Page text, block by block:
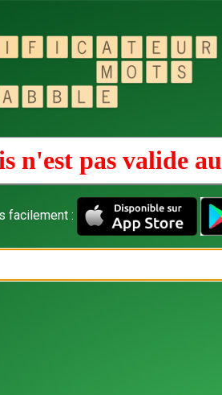
n'est pas valide au
facilement :